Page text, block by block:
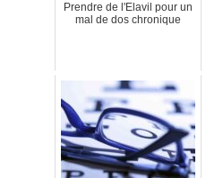
Prendre de l'Elavil pour un
mal de dos chronique